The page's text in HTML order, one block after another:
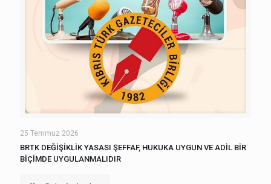
25 Temmuz 2026
BRTK DEĞİŞİKLİK YASASI ŞEFFAF, HUKUKA UYGUN VE ADİL BİR
BİÇİMDE UYGULANMALIDIR